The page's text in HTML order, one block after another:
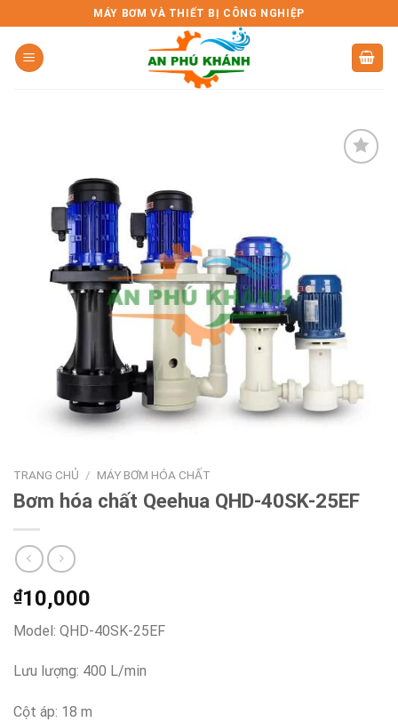
to
content
MÁY BƠM VÀ THIẾT BỊ CÔNG NGHIỆP
TRANG CHỦ / MÁY BƠM HÓA CHẤT
Bơm hóa chất Qeehua QHD-40SK-25EF
₫10,000
Model: QHD-40SK-25EF
Lưu lượng: 400 L/min
Cột áp: 18 m